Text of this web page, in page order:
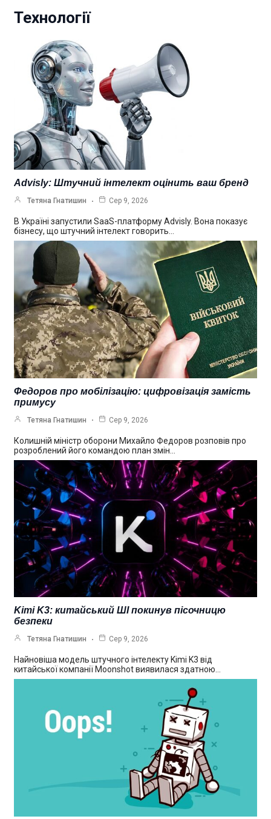
Технології
Advisly: Штучний інтелект оцінить ваш бренд
Тетяна Гнатишин Сер 9, 2026
В Україні запустили SaaS-платформу Advisly. Вона показує
бізнесу, що штучний інтелект говорить…
Федоров про мобілізацію: цифровізація замість
примусу
Тетяна Гнатишин Сер 9, 2026
Колишній міністр оборони Михайло Федоров розповів про
розроблений його командою план змін…
Kimi K3: китайський ШІ покинув пісочницю
безпеки
Тетяна Гнатишин Сер 9, 2026
Найновіша модель штучного інтелекту Kimi K3 від
китайської компанії Moonshot виявилася здатною…